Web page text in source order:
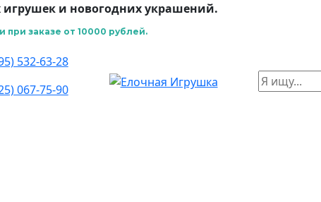
и новогодних украшений.
при заказе от 10000 рублей.
532-63-28
067-75-90